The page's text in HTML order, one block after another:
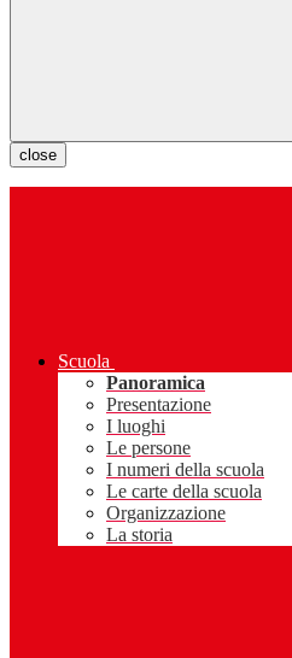
close
Scuola
Panoramica
Presentazione
I luoghi
Le persone
I numeri della scuola
Le carte della scuola
Organizzazione
La storia